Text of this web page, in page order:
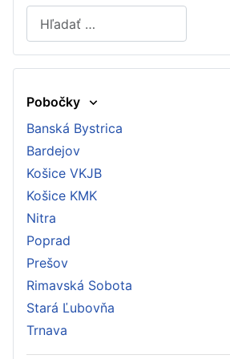
Hľadať
Type 2 or more characters for
Pobočky
Banská Bystrica
Bardejov
Košice VKJB
Košice KMK
Nitra
Poprad
Prešov
Rimavská Sobota
Stará Ľubovňa
Trnava